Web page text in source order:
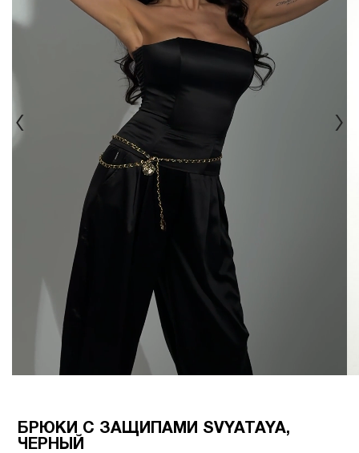
БРЮКИ С ЗАЩИПАМИ SVYATAYA,
ЧЕРНЫЙ